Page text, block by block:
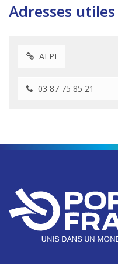
Adresses
AFPI
03 87 75 85 21